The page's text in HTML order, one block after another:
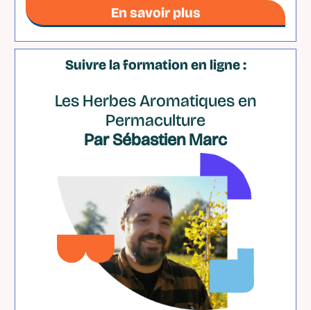
En savoir plus
Suivre la formation en ligne :
Les Herbes Aromatiques en
Permaculture
Par Sébastien Marc